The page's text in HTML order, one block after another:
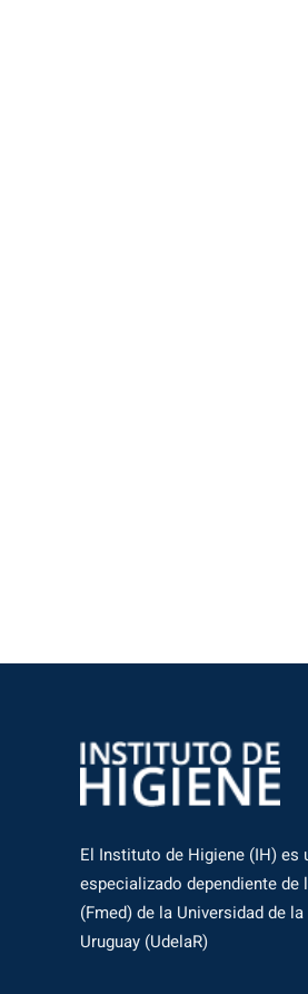
El Instituto de Higiene (IH) es
especializado dependiente de
(Fmed) de la Universidad de
Uruguay (UdelaR)